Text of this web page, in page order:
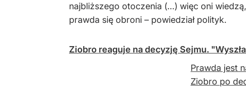
najbliższego otoczenia (...) więc oni
prawda się obroni – powiedział polityk.
Ziobro reaguje na decyzję Sejmu.
Prawda jest
Ziobro po